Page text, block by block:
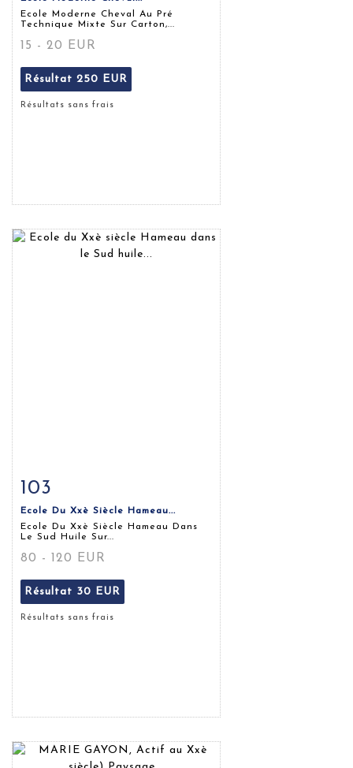
Ecole Moderne Cheval Au Pré
Technique Mixte Sur Carton,...
15 - 20 EUR
Résultat 250 EUR
Résultats sans frais
Fiche détaillée
103
Ecole Du Xxè Siècle Hameau...
Ecole Du Xxè Siècle Hameau Dans
Le Sud Huile Sur...
80 - 120 EUR
Résultat 30 EUR
Résultats sans frais